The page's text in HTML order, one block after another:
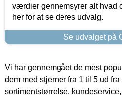
værdier gennemsyrer alt hvad
her for at se deres udvalg.
Se udvalget på
Vi har gennemgået de mest
dem med stjerner fra 1 til 5 ud
sortimentstørrelse,